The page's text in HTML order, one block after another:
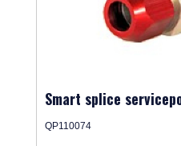
Smart splice
QP110074